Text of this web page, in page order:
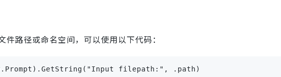
路径或命名空间，可以使用以下代码：
filepath:", .path)